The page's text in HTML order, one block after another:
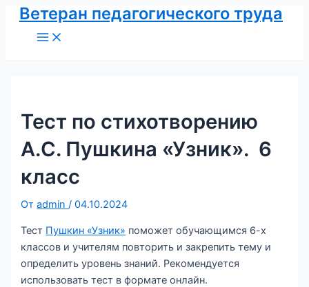
Перейти
Ветеран педагогического труда
Main
Menu
Тест по стихотворению
А.С. Пушкина «Узник». 6
класс
Отadmin/04.10.2024
Тест Пушкин «Узник» поможет обучающимся 6-х
классов и учителям повторить и закрепить тему и
определить уровень знаний. Рекомендуется
использовать тест в формате онлайн.